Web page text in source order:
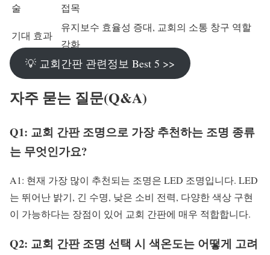
술
접목
기대 효과
유지보수 효율성 증대, 교회의 소통 창구 역할
강화
💡 교회간판 관련정보 Best 5 >>
자주 묻는 질문(Q&A)
Q1: 교회 간판 조명으로 가장 추천하는 조명 종류
는 무엇인가요?
A1: 현재 가장 많이 추천되는 조명은 LED 조명입니다. LED
는 뛰어난 밝기, 긴 수명, 낮은 소비 전력, 다양한 색상 구현
이 가능하다는 장점이 있어 교회 간판에 매우 적합합니다.
Q2: 교회 간판 조명 선택 시 색온도는 어떻게 고려